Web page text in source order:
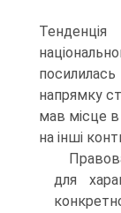
напрямку
мав місце в
на інші
для